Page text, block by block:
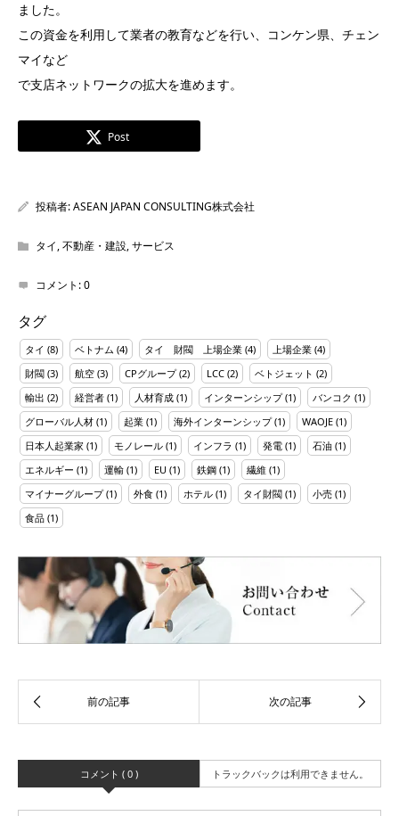
ました。
この資金を利用して業者の教育などを行い、コンケン県、チェン
マイなど
で支店ネットワークの拡大を進めます。
Post
投稿者:ASEAN JAPAN CONSULTING株式会社
タイ,不動産・建設,サービス
コメント:0
タグ
タイ (8) ベトナム (4) タイ 財閥 上場企業 (4) 上場企業 (4)
財閥 (3) 航空 (3) CPグループ(2) LCC (2) ベトジェット (2)
輸出 (2) 経営者 (1) 人材育成 (1) インターンシップ(1) バンコク (1)
グローバル人材 (1) 起業 (1) 海外インターンシップ(1) WAOJE (1)
日本人起業家 (1) モノレール (1) インフラ (1) 発電 (1) 石油 (1)
エネルギー (1) 運輸 (1) EU (1) 鉄鋼 (1) 繊維 (1)
マイナーグループ(1) 外食 (1) ホテル (1) タイ財閥 (1) 小売 (1)
食品 (1)
コメント ( 0 ) トラックバックは利用できません。